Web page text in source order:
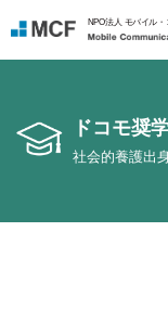
NPO法人 モバイル
ドコモ奨
社会的養護出